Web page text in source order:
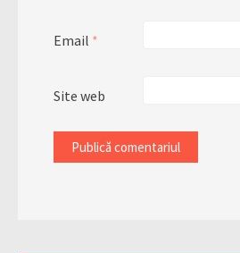
Email *
Site web